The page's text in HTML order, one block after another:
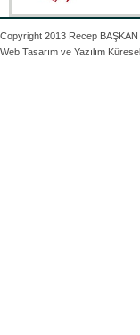
Copyright 2013 Recep BAŞKAN
Web Tasarım ve Yazılım